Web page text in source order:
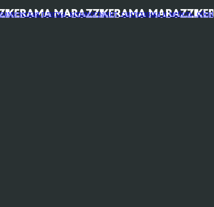
плитка, керамогранит, сантехника и мебель, обои